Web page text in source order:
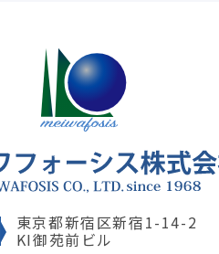
東京都新宿区新宿1-14-2
KI御苑前ビル